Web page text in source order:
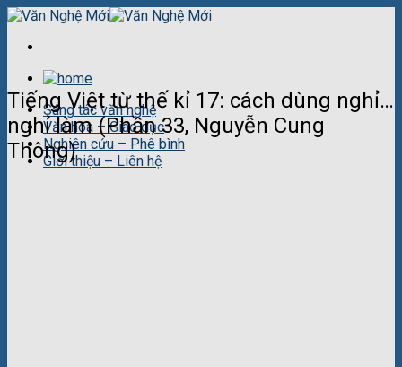
Skip
content
Sáng tác văn nghệ
Văn hóa – Giáo dục
Nghiên cứu – Phê bình
Giới thiệu – Liên hệ
Tiếng Việt từ thế kỉ 17: cách dùng nghỉ…
nghỉ làm (Phần 33, Nguyễn Cung
Thông)